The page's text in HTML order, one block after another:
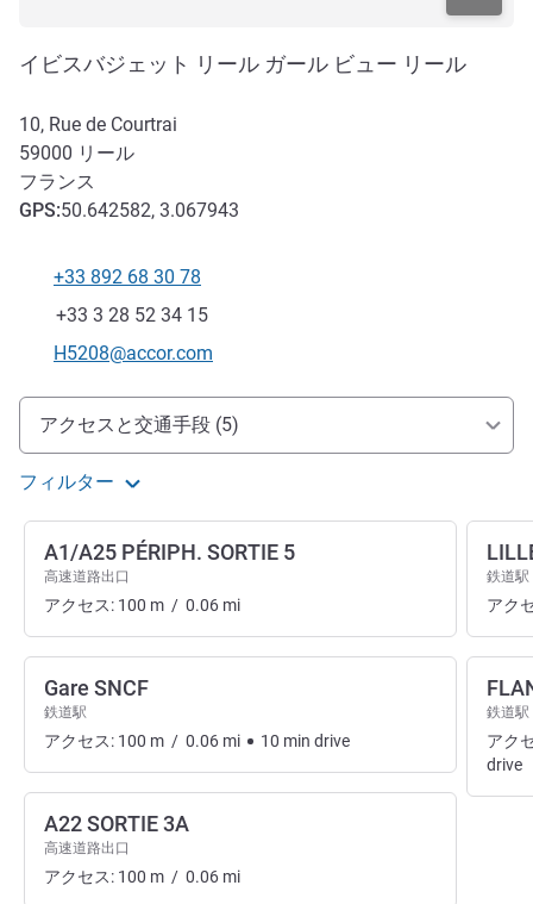
イビスバジェット リール ガール ビュー リール
10, Rue de Courtrai
59000 リール
フランス
GPS:50.642582, 3.067943
電話番号
+33 892 68 30 78
ファックス
+33 3 28 52 34 15
Eメール
H5208@accor.com
アクセスと交通機関
アクセスと交通手段 (5)
フィルター
A1/A25 PÉRIPH. SORTIE 5
高速道路出口
アクセス: 100 m / 0.06 mi
Gare SNCF
鉄道駅
アクセス: 100 m / 0.06 mi 10 min drive
A22 SORTIE 3A
高速道路出口
アクセス: 100 m / 0.06 mi
鉄道駅
アク
鉄道駅
アク
drive